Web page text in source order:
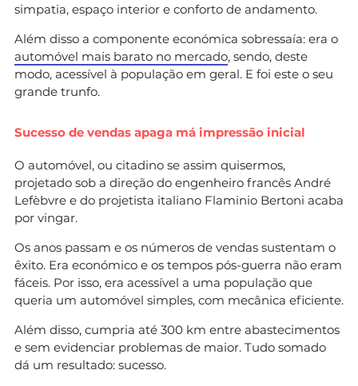
simpatia, espaço interior e conforto de andamento.
Além disso a componente económica sobressaía: era o
automóvel mais barato no mercado, sendo, deste
modo, acessível à população em geral. E foi este o seu
grande trunfo.
Sucesso de vendas apaga má impressão inicial
O automóvel, ou citadino se assim quisermos,
projetado sob a direção do engenheiro francês André
Lefèbvre e do projetista italiano Flaminio Bertoni acaba
por vingar.
Os anos passam e os números de vendas sustentam o
êxito. Era económico e os tempos pós-guerra não eram
fáceis. Por isso, era acessível a uma população que
queria um automóvel simples, com mecânica eficiente.
Além disso, cumpria até 300 km entre abastecimentos
e sem evidenciar problemas de maior. Tudo somado
dá um resultado: sucesso.